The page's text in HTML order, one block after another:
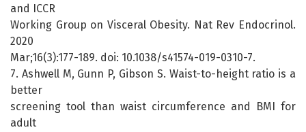
and ICCR
Working Group on Visceral Obesity. Nat Rev Endocrinol.
2020
Mar;16(3):177-189. doi: 10.1038/s41574-019-0310-7.
7. Ashwell M, Gunn P, Gibson S. Waist-to-height ratio is a
better
screening tool than waist circumference and BMI for
adult